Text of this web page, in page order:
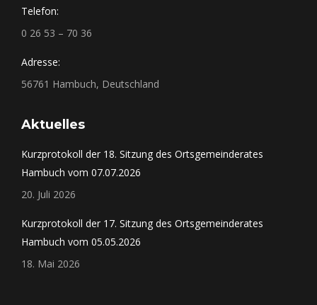
Telefon:
0 26 53 – 70 36
Adresse:
56761 Hambuch, Deutschland
Aktuelles
Kurzprotokoll der 18. Sitzung des Ortsgemeinderates
Hambuch vom 07.07.2026
20. Juli 2026
Kurzprotokoll der 17. Sitzung des Ortsgemeinderates
Hambuch vom 05.05.2026
18. Mai 2026